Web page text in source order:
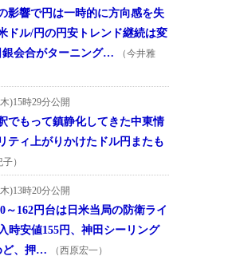
影響で円は一時的に方向感を失
ドル/円の円安トレンド継続は変
銀会合がターニング…
（今井雅
)15時29分公開
でもって鎮静化してきた中東情
ティ上がりかけたドル円またも
）
)13時20分公開
～162円台は日米当局の防衛ライ
時安値155円、神田シーリング
ど、押…
（西原宏一）